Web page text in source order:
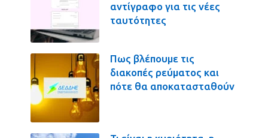
αντίγραφο για τις νέες
ταυτότητες
Πως βλέπουμε τις
διακοπές ρεύματος και
πότε θα αποκατασταθούν